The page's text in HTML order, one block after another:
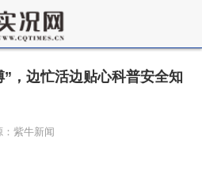
，边忙活边贴心科普安全知
：紫牛新闻